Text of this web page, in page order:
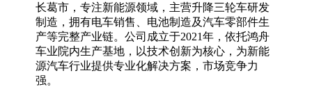
长葛市，专注新能源领域，主营升降三轮车研发
制造，拥有电车销售、电池制造及汽车零部件生
产等完整产业链。公司成立于2021年，依托鸿舟
车业院内生产基地，以技术创新为核心，为新能
源汽车行业提供专业化解决方案，市场竞争力
强。